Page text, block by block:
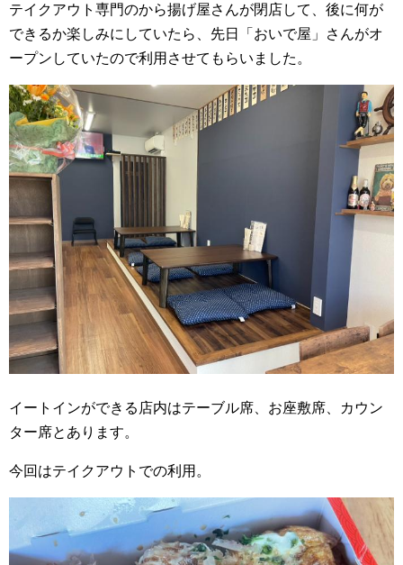
テイクアウト専門のから揚げ屋さんが閉店して、後に何が
できるか楽しみにしていたら、先日「おいで屋」さんがオ
ープンしていたので利用させてもらいました。
イートインができる店内はテーブル席、お座敷席、カウン
ター席とあります。
今回はテイクアウトでの利用。